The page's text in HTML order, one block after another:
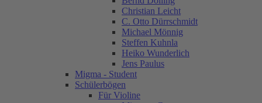
Christian Leicht
C. Otto Dürrschmidt
Michael Mönnig
Steffen Kuhnla
Heiko Wunderlich
Jens Paulus
Migma - Student
Schülerbögen
Für Violine